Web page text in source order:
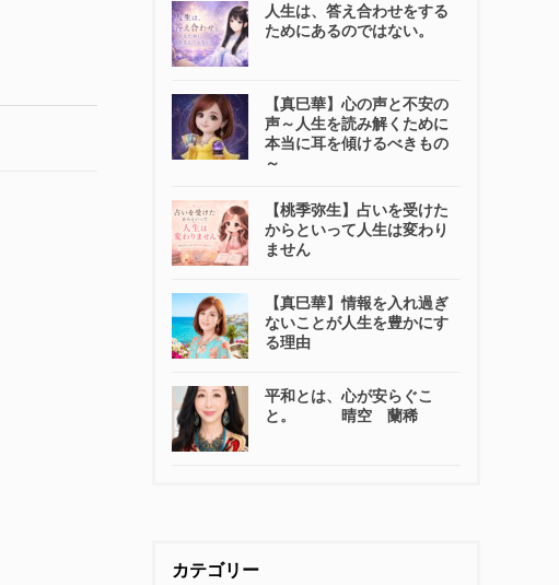
人生は、答え合わせをする
ためにあるのではない。
【真巳華】心の声と不安の
声～人生を読み解くために
本当に耳を傾けるべきもの
～
【桃季弥生】占いを受けた
からといって人生は変わり
ません
【真巳華】情報を入れ過ぎ
ないことが人生を豊かにす
る理由
平和とは、心が安らぐこ
と。 晴空 蘭稀
カテゴリー